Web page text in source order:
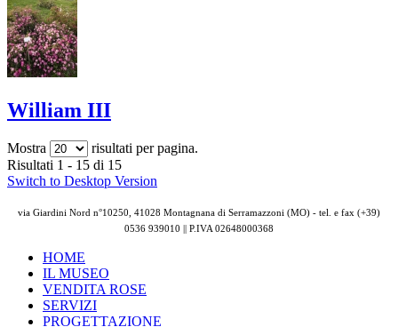
William III
Mostra
risultati per pagina.
Risultati 1 - 15 di 15
Switch to Desktop Version
via Giardini Nord n°10250, 41028 Montagnana di Serramazzoni (MO) - tel. e fax (+39)
0536 939010 || P.IVA 02648000368
HOME
IL MUSEO
VENDITA ROSE
SERVIZI
PROGETTAZIONE